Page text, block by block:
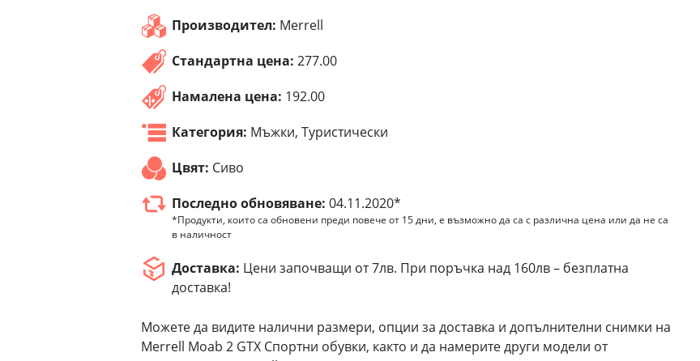
Производител: Merrell
Стандартна цена: 277.00
Намалена цена: 192.00
Категория: Мъжки, Туристически
Цвят: Сиво
Последно обновяване: 04.11.2020*
*Продукти, които са обновени преди повече от 15 дни, е възможно да са с различна цена или да не са
в наличност
Доставка: Цени започващи от 7лв. При поръчка над 160лв – безплатна
доставка!
Можете да видите налични размери, опции за доставка и допълнителни снимки на
Merrell Moab 2 GTX Спортни обувки, както и да намерите други модели от